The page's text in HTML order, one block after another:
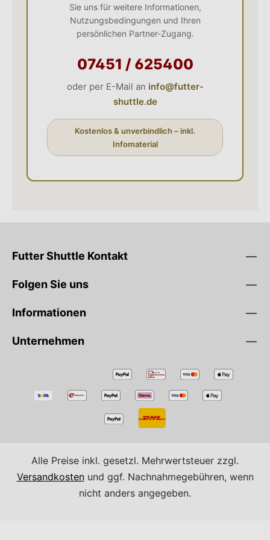
Sie uns für weitere Informationen,
Nutzungsbedingungen und Ihren
persönlichen Partner-Zugang.
07451 / 625400
oder per E-Mail an info@futter-
shuttle.de
Kostenlos & unverbindlich – inkl.
Infomaterial
Futter Shuttle Kontakt
Folgen Sie uns
Informationen
Unternehmen
Alle Preise inkl. gesetzl. Mehrwertsteuer zzgl.
Versandkostenund ggf. Nachnahmegebühren, wenn
nicht anders angegeben.